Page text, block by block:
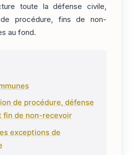
toute la défense civile,
procédure, fins de non-
au fond.
de procédure, défense
fin de non-recevoir
exceptions de